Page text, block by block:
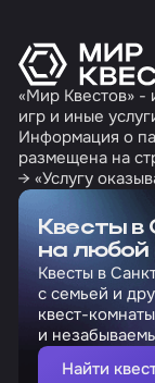
«Мир Квестов» -
игр и иные
Информация о
размещена на
→ «Услугу
Квесты в
на любой
Квесты в
с семьей и
квест-
и
Найти